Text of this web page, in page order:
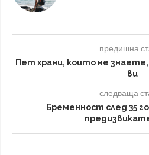
предишна
Пет храни, които не
ви
следваща
Бременност след 35